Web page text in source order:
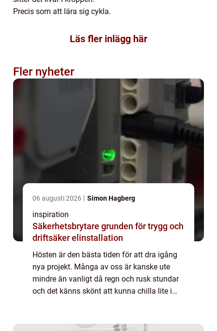
Precis som att lära sig cykla.
Läs fler inlägg här
Fler nyheter
06 augusti 2026 Simon Hagberg
inspiration
Säkerhetsbrytare grunden för trygg och
driftsäker elinstallation
Hösten är den bästa tiden för att dra igång
nya projekt. Många av oss är kanske ute
mindre än vanligt då regn och rusk stundar
och det känns skönt att kunna chilla lite i